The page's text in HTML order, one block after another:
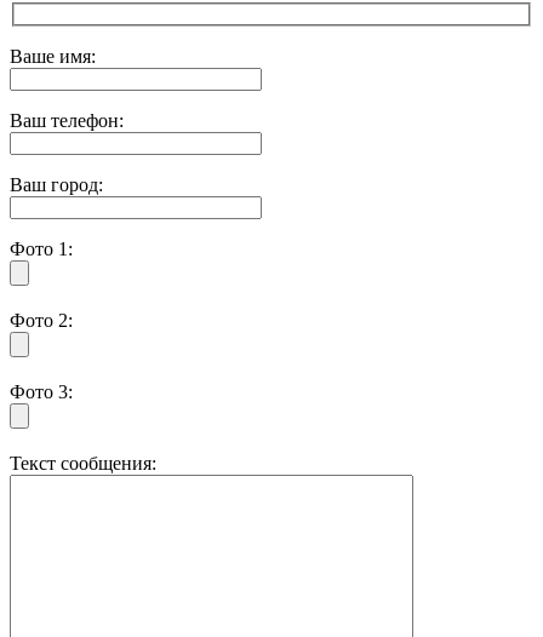
Ваше имя:
Ваш телефон:
Ваш город:
Фото 1:
Фото 2:
Фото 3:
Текст сообщения: